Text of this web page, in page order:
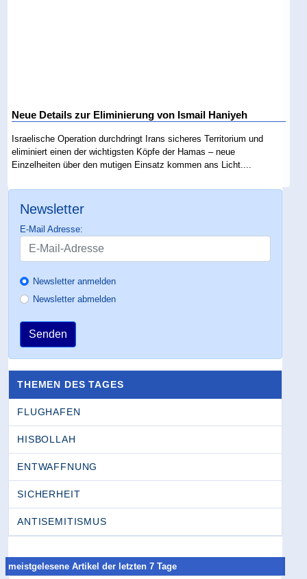
Neue Details zur Eliminierung von Ismail Haniyeh
Israelische Operation durchdringt Irans sicheres Territorium und
eliminiert einen der wichtigsten Köpfe der Hamas – neue
Einzelheiten über den mutigen Einsatz kommen ans Licht....
Newsletter
E-Mail Adresse:
Newsletter anmelden
Newsletter abmelden
Senden
THEMEN DES TAGES
FLUGHAFEN
HISBOLLAH
ENTWAFFNUNG
SICHERHEIT
ANTISEMITISMUS
meistgelesene Artikel der letzten 7 Tage